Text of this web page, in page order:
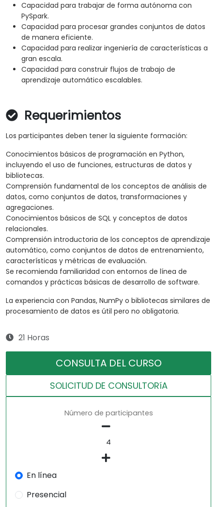
Capacidad para trabajar de forma autónoma con
PySpark.
Capacidad para procesar grandes conjuntos de datos
de manera eficiente.
Capacidad para realizar ingeniería de características a
gran escala.
Capacidad para construir flujos de trabajo de
aprendizaje automático escalables.
Requerimientos
Los participantes deben tener la siguiente formación:
Conocimientos básicos de programación en Python,
incluyendo el uso de funciones, estructuras de datos y
bibliotecas.
Comprensión fundamental de los conceptos de análisis de
datos, como conjuntos de datos, transformaciones y
agregaciones.
Conocimientos básicos de SQL y conceptos de datos
relacionales.
Comprensión introductoria de los conceptos de aprendizaje
automático, como conjuntos de datos de entrenamiento,
características y métricas de evaluación.
Se recomienda familiaridad con entornos de línea de
comandos y prácticas básicas de desarrollo de software.
La experiencia con Pandas, NumPy o bibliotecas similares de
procesamiento de datos es útil pero no obligatoria.
21 Horas
CONSULTA DEL CURSO
SOLICITUD DE CONSULTORíA
Número de participantes
En línea
Presencial